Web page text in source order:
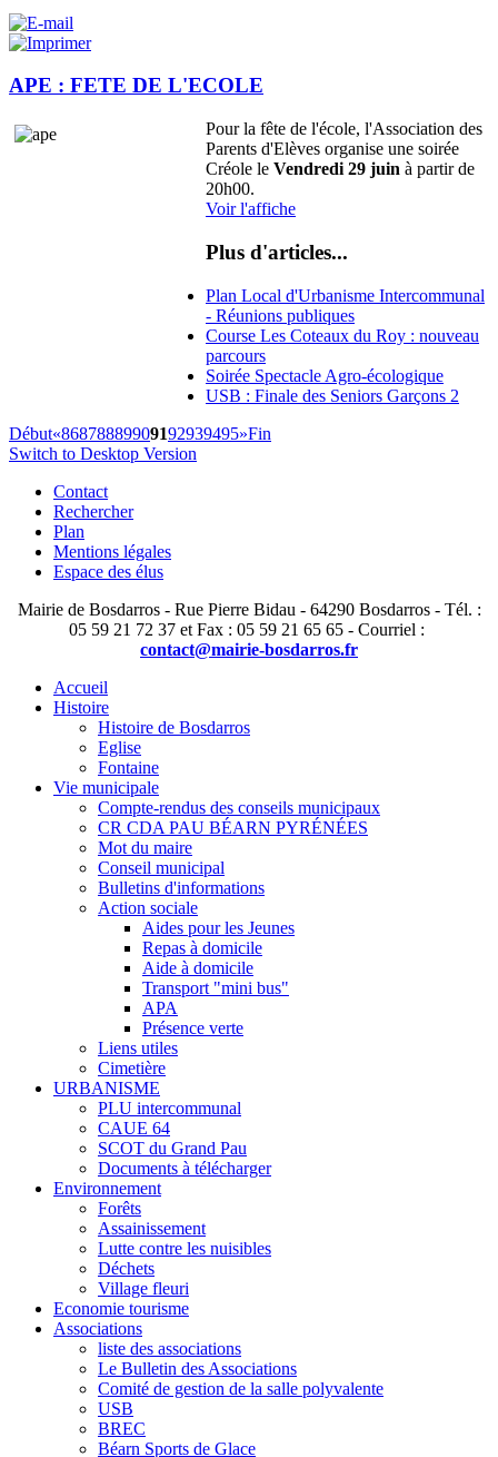
APE : FETE DE L'ECOLE
Pour la fête de l'école, l'Association des
Parents d'Elèves organise une soirée
Créole le Vendredi 29 juin à partir de
20h00.
Voir l'affiche
Plus d'articles...
Plan Local d'Urbanisme Intercommunal
- Réunions publiques
Course Les Coteaux du Roy : nouveau
parcours
Soirée Spectacle Agro-écologique
USB : Finale des Seniors Garçons 2
Début«86878889909192939495»Fin
Switch to Desktop Version
Contact
Rechercher
Plan
Mentions légales
Espace des élus
Mairie de Bosdarros - Rue Pierre Bidau - 64290 Bosdarros - Tél. :
05 59 21 72 37 et Fax : 05 59 21 65 65 - Courriel :
contact@mairie-bosdarros.fr
Accueil
Histoire
Histoire de Bosdarros
Eglise
Fontaine
Vie municipale
Compte-rendus des conseils municipaux
CR CDA PAU BÉARN PYRÉNÉES
Mot du maire
Conseil municipal
Bulletins d'informations
Action sociale
Aides pour les Jeunes
Repas à domicile
Aide à domicile
Transport "mini bus"
APA
Présence verte
Liens utiles
Cimetière
URBANISME
PLU intercommunal
CAUE 64
SCOT du Grand Pau
Documents à télécharger
Environnement
Forêts
Assainissement
Lutte contre les nuisibles
Déchets
Village fleuri
Economie tourisme
Associations
liste des associations
Le Bulletin des Associations
Comité de gestion de la salle polyvalente
USB
BREC
Béarn Sports de Glace